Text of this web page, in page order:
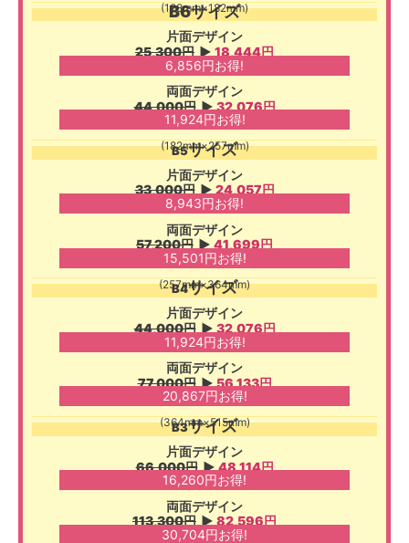
B6サイズ
(128mm×182mm)
片面デザイン
25,300円 ▶︎ 18,444円
6,856円お得!
両面デザイン
44,000円 ▶︎32,076円
11,924円お得!
B5サイズ
(182mm×257mm)
片面デザイン
33,000円 ▶︎24,057円
8,943円お得!
両面デザイン
57,200円 ▶︎ 41,699円
15,501円お得!
B4サイズ
(257mm×364mm)
片面デザイン
44,000円 ▶︎ 32,076円
11,924円お得!
両面デザイン
77,000円 ▶︎56,133円
20,867円お得!
B3サイズ
(364mm×515mm)
片面デザイン
66,000円 ▶︎48,114円
16,260円お得!
両面デザイン
113,300円 ▶︎ 82,596円
30,704円お得!